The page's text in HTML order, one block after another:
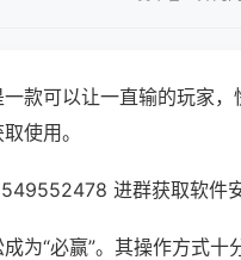
款可以让一直输的玩家
使用。
进群获取软件
为“必赢”。其操作方式